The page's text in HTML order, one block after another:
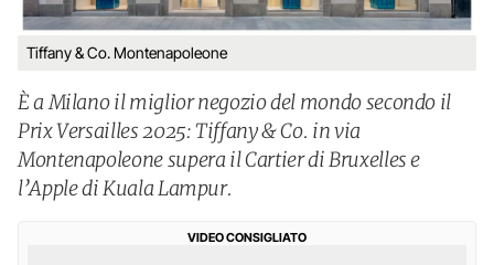
Tiffany & Co. Montenapoleone
È a Milano il miglior negozio del mondo secondo il
Prix Versailles 2025: Tiffany & Co. in via
Montenapoleone supera il Cartier di Bruxelles e
l’Apple di Kuala Lampur.
VIDEO CONSIGLIATO